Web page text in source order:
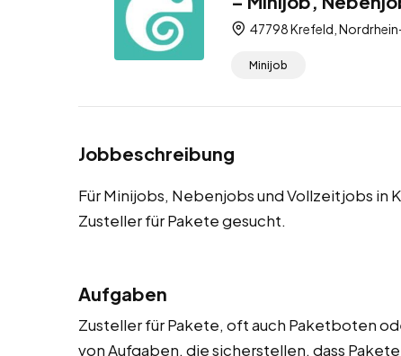
47798 Krefeld,
Minijob
Jobbeschreibung
Für Minijobs, Nebenjobs und Vollzeitjobs in
Zusteller für Pakete gesucht.
Aufgaben
Zusteller für Pakete, oft auch Paketboten
von Aufgaben, die sicherstellen, dass